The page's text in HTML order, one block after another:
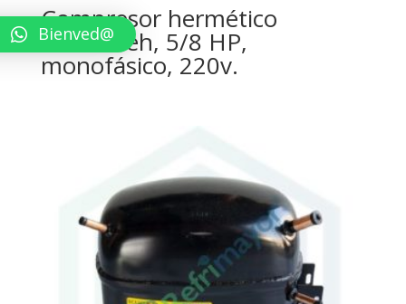
Compresor hermético
Tecumseh, 5/8 HP,
monofásico, 220v.
Bienved@